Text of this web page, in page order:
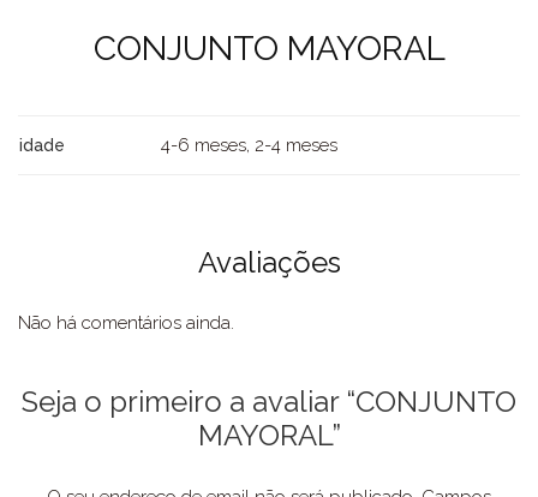
CONJUNTO MAYORAL
idade 4-6 meses, 2-4 meses
Avaliações
Não há comentários ainda.
Seja o primeiro a avaliar “CONJUNTO
MAYORAL”